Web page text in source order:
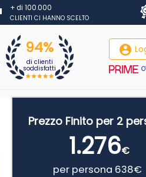
+ di 100.000
CLIENTI CI HANNO SCELTO
account_circle
94%
di clienti
soddisfatti
Prezzo Finito per 2
1.276€
per persona 638€